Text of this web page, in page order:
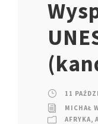
11
MICHAŁ
AFRYKA,